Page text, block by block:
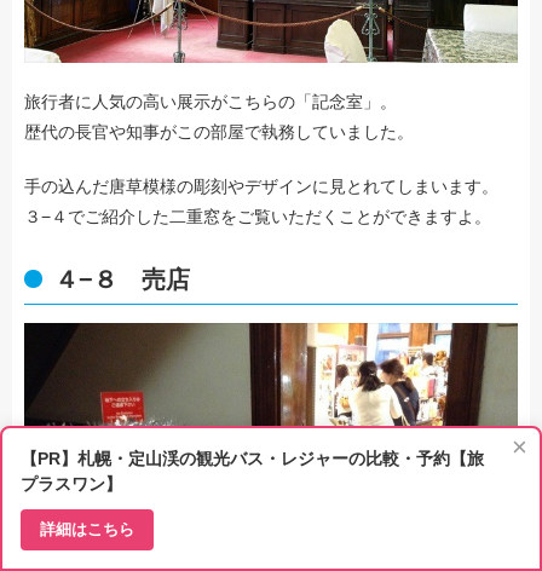
旅行者に人気の高い展示がこちらの「記念室」。
歴代の長官や知事がこの部屋で執務していました。
手の込んだ唐草模様の彫刻やデザインに見とれてしまいます。
３−４でご紹介した二重窓をご覧いただくことができますよ。
４−８ 売店
×
【PR】札幌・定山渓の観光バス・レジャーの比較・予約【旅
プラスワン】
詳細はこちら